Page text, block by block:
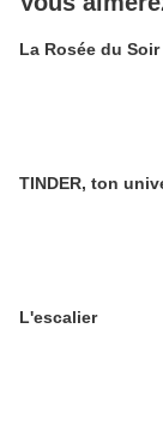
La Rosée du Soir
TINDER, ton
L'escalier